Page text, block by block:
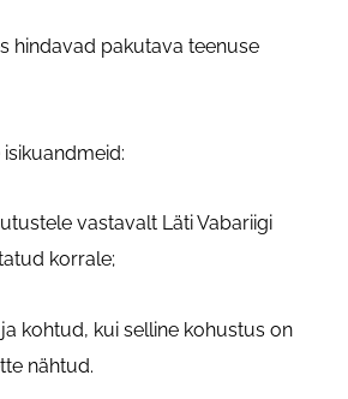
hindavad pakutava teenuse
isikuandmeid:
vastavalt Läti Vabariigi
korrale;
ja kohtud, kui selline kohustus on
nähtud.